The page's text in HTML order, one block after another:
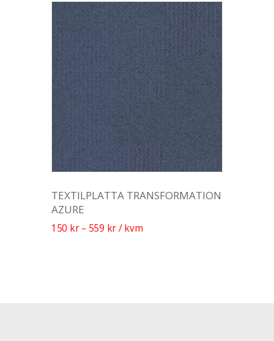
TEXTILPLATTA TRANSFORMATION
AZURE
150 kr– 559 kr/ kvm